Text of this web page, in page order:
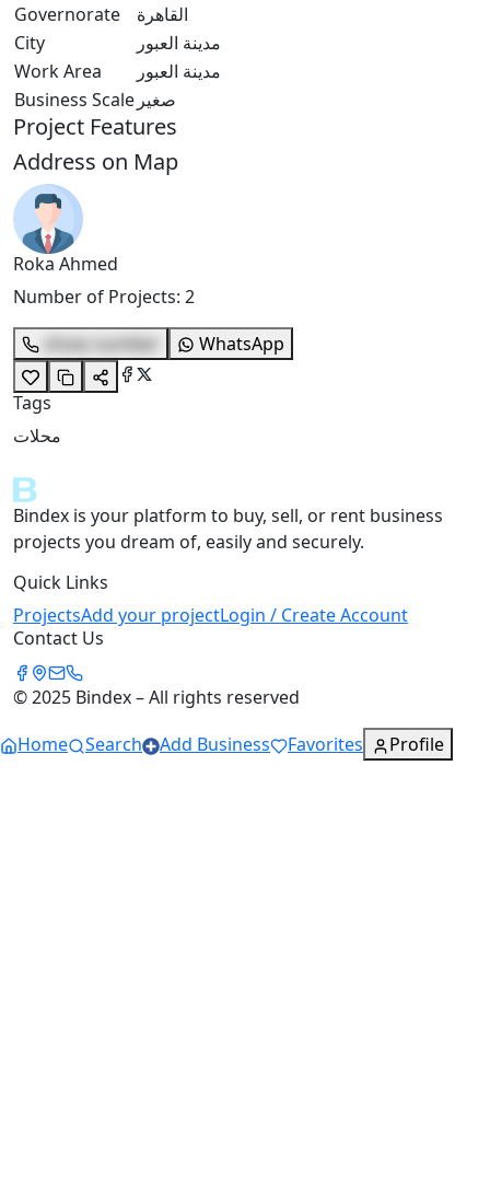
Governorate
القاهرة
City
مدينة العبور
Work Area
مدينة العبور
Business Scale صغير
Project Features
Address on Map
Roka Ahmed
Number of Projects: 2
show number
WhatsApp
Tags
محلات
Bindex is your platform to buy, sell, or rent business
projects you dream of, easily and securely.
Quick Links
ProjectsAdd your projectLogin / Create Account
Contact Us
© 2025 Bindex – All rights reserved
Home
Search Add Business Favorites Profile